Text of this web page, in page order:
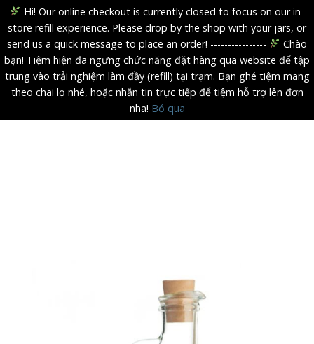
Hi! Our online checkout is currently closed to focus on our in-
store refill experience. Please drop by the shop with your jars, or
send us a quick message to place an order! ----------------
Chào
bạn! Tiệm hiện đã ngưng chức năng đặt hàng qua website để tập
trung vào trải nghiệm làm đầy (refill) tại trạm. Bạn ghé tiệm mang
theo chai lọ nhé, hoặc nhắn tin trực tiếp để tiệm hỗ trợ lên đơn
nha! Bỏ qua